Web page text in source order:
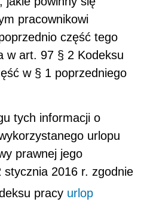
pracownikowi
część tego
w art. 97 § 2 Kodeksu
w § 1 poprzedniego
tych informacji o
urlopu
prawnej jego
stycznia 2016 r. zgodnie
pracy urlop